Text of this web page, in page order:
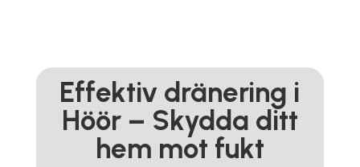
Effektiv dränering i
Höör – Skydda ditt
hem mot fukt